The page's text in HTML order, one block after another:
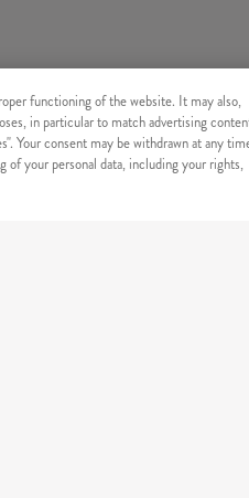
functioning of the website. It may also,
in particular to match advertising
Your consent may be withdrawn at any
of your personal data, including your rights,